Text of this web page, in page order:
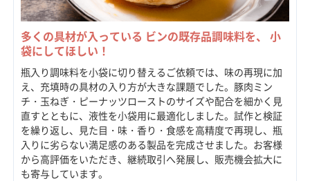
多くの具材が入っている ビンの既存品調味料を、 小
袋にしてほしい！
瓶入り調味料を小袋に切り替えるご依頼では、味の再現に加
え、充填時の具材の入り方が大きな課題でした。豚肉ミン
チ・玉ねぎ・ピーナッツローストのサイズや配合を細かく見
直すとともに、液性を小袋用に最適化しました。試作と検証
を繰り返し、見た目・味・香り・食感を高精度で再現し、瓶
入りに劣らない満足感のある製品を完成させました。お客様
から高評価をいただき、継続取引へ発展し、販売機会拡大に
も寄与しています。